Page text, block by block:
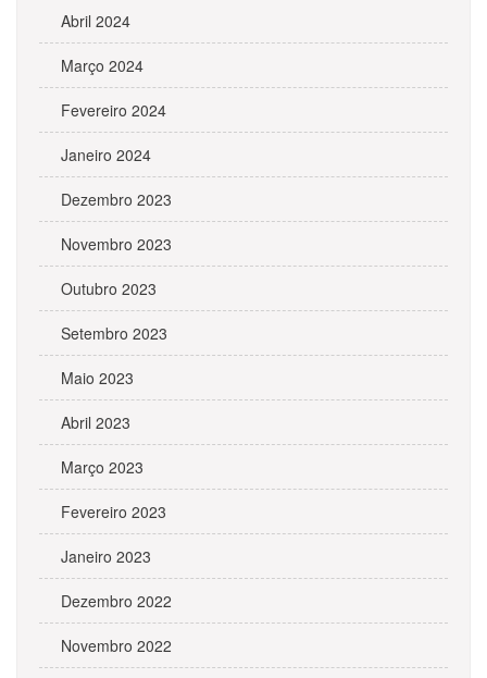
Abril 2024
Março 2024
Fevereiro 2024
Janeiro 2024
Dezembro 2023
Novembro 2023
Outubro 2023
Setembro 2023
Maio 2023
Abril 2023
Março 2023
Fevereiro 2023
Janeiro 2023
Dezembro 2022
Novembro 2022